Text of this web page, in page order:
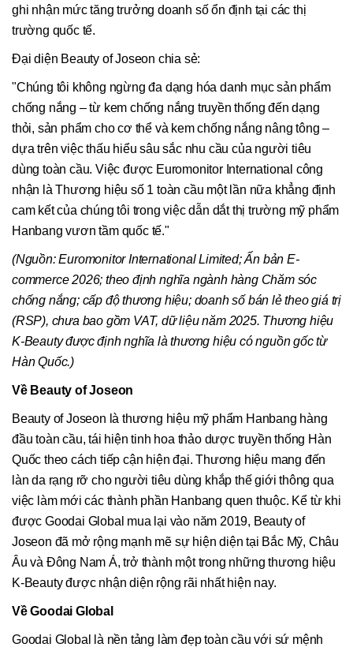
ghi nhận mức tăng trưởng doanh số ổn định tại các thị
trường quốc tế.
Đại diện Beauty of Joseon chia sẻ:
"Chúng tôi không ngừng đa dạng hóa danh mục sản phẩm
chống nắng – từ kem chống nắng truyền thống đến dạng
thỏi, sản phẩm cho cơ thể và kem chống nắng nâng tông –
dựa trên việc thấu hiểu sâu sắc nhu cầu của người tiêu
dùng toàn cầu. Việc được Euromonitor International công
nhận là Thương hiệu số 1 toàn cầu một lần nữa khẳng định
cam kết của chúng tôi trong việc dẫn dắt thị trường mỹ phẩm
Hanbang vươn tầm quốc tế."
(Nguồn: Euromonitor International Limited; Ấn bản E-
commerce 2026; theo định nghĩa ngành hàng Chăm sóc
chống nắng; cấp độ thương hiệu; doanh số bán lẻ theo giá trị
(RSP), chưa bao gồm VAT, dữ liệu năm 2025. Thương hiệu
K-Beauty được định nghĩa là thương hiệu có nguồn gốc từ
Hàn Quốc.)
Về Beauty of Joseon
Beauty of Joseon là thương hiệu mỹ phẩm Hanbang hàng
đầu toàn cầu, tái hiện tinh hoa thảo dược truyền thống Hàn
Quốc theo cách tiếp cận hiện đại. Thương hiệu mang đến
làn da rạng rỡ cho người tiêu dùng khắp thế giới thông qua
việc làm mới các thành phần Hanbang quen thuộc. Kể từ khi
được Goodai Global mua lại vào năm 2019, Beauty of
Joseon đã mở rộng mạnh mẽ sự hiện diện tại Bắc Mỹ, Châu
Âu và Đông Nam Á, trở thành một trong những thương hiệu
K-Beauty được nhận diện rộng rãi nhất hiện nay.
Về Goodai Global
Goodai Global là nền tảng làm đẹp toàn cầu với sứ mệnh